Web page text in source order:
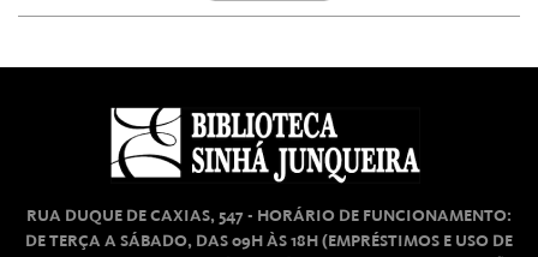
RUA DUQUE DE CAXIAS, 547 - HORÁRIO DE FUNCIONAMENTO:
DE TERÇA A SÁBADO, DAS 09H ÀS 18H (EMPRÉSTIMOS E USO DE